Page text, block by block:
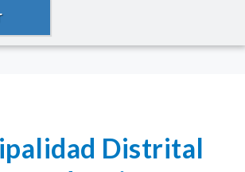
Distrital